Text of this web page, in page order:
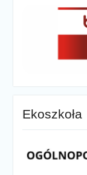
Ekoszkoła